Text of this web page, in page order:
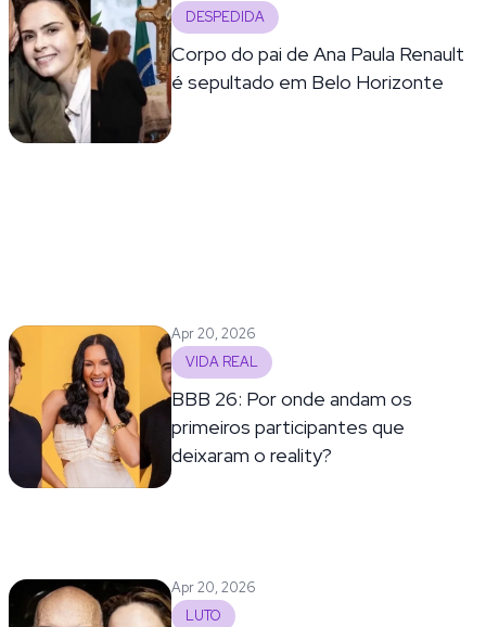
DESPEDIDA
Corpo do pai de Ana Paula Renault
é sepultado em Belo Horizonte
Apr 20, 2026
VIDA REAL
BBB 26: Por onde andam os
primeiros participantes que
deixaram o reality?
Apr 20, 2026
LUTO